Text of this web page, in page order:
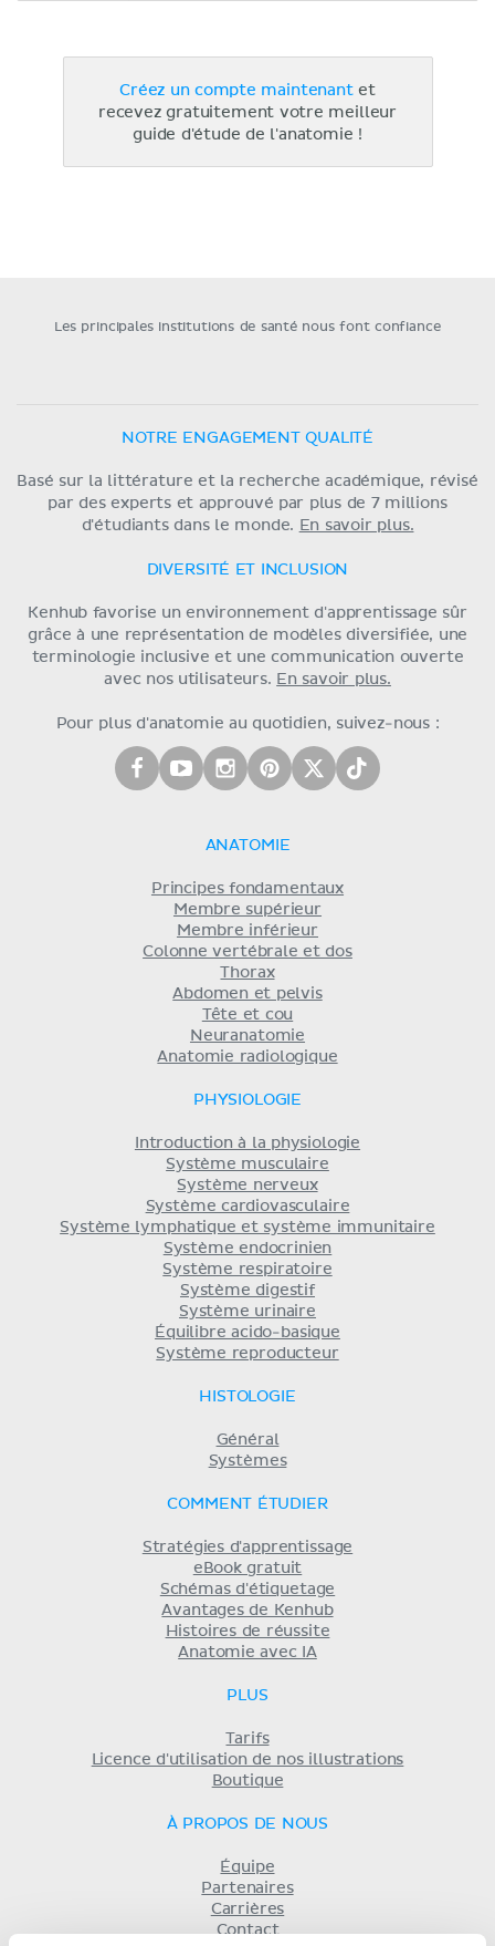
Créez un compte maintenantet
recevez gratuitement votre meilleur
guide d'étude de l'anatomie !
Les principales institutions de santé nous font confiance
NOTRE ENGAGEMENT QUALITÉ
Basé sur la littérature et la recherche académique, révisé
par des experts et approuvé par plus de 7 millions
d'étudiants dans le monde. En savoir plus.
DIVERSITÉ ET INCLUSION
Kenhub favorise un environnement d'apprentissage sûr
grâce à une représentation de modèles diversifiée, une
terminologie inclusive et une communication ouverte
avec nos utilisateurs. En savoir plus.
Pour plus d'anatomie au quotidien, suivez-nous :
ANATOMIE
Principes fondamentaux
Membre supérieur
Membre inférieur
Colonne vertébrale et dos
Thorax
Abdomen et pelvis
Tête et cou
Neuranatomie
Anatomie radiologique
PHYSIOLOGIE
Introduction à la physiologie
Système musculaire
Système nerveux
Système cardiovasculaire
Système lymphatique et système immunitaire
Système endocrinien
Système respiratoire
Système digestif
Système urinaire
Équilibre acido-basique
Système reproducteur
HISTOLOGIE
Général
Systèmes
COMMENT ÉTUDIER
Stratégies d'apprentissage
eBook gratuit
Schémas d'étiquetage
Avantages de Kenhub
Histoires de réussite
Anatomie avec IA
PLUS
Tarifs
Licence d'utilisation de nos illustrations
Boutique
À PROPOS DE NOUS
Équipe
Partenaires
Carrières
Contact